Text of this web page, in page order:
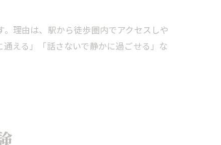
理由は、駅から徒歩圏内でアクセスしや
える」「話さないで静かに過ごせる」な